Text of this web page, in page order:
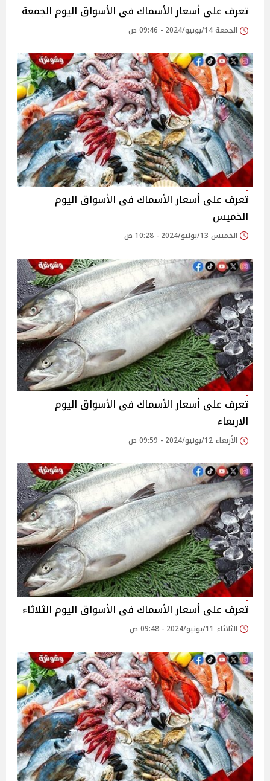
تعرف على أسعار الأسماك فى الأسواق اليوم الجمعة
الجمعة 14/يونيو/2024 - 09:46 ص
تعرف على أسعار الأسماك فى الأسواق اليوم
الخميس
الخميس 13/يونيو/2024 - 10:28 ص
تعرف على أسعار الأسماك فى الأسواق اليوم
الاربعاء
الأربعاء 12/يونيو/2024 - 09:59 ص
تعرف على أسعار الأسماك فى الأسواق اليوم الثلاثاء
الثلاثاء 11/يونيو/2024 - 09:48 ص